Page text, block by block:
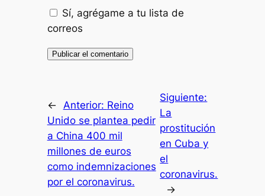
Sí, agrégame a tu lista de
correos
← Anterior: Reino
Unido se plantea pedir
a China 400 mil
millones de euros
como indemnizaciones
por el coronavirus.
Siguiente:
La
prostitución
en Cuba y
el
coronavirus.
→